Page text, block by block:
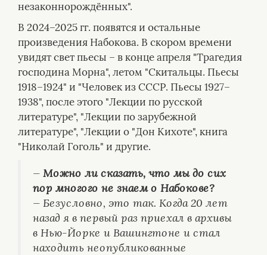
незаконнорождённых".
В 2024–2025 гг. появятся и остальные
произведения Набокова. В скором времени
увидят свет пьесы – в конце апреля "Трагедия
господина Морна", летом "Скитальцы. Пьесы
1918–1924" и "Человек из СССР. Пьесы 1927–
1938", после этого "Лекции по русской
литературе", "Лекции по зарубежной
литературе", "Лекции о "Дон Кихоте", книга
"Николай Гоголь" и другие.
— Можно ли сказать, что мы до сих
пор многого не знаем о Набокове?
— Безусловно, это так. Когда 20 лет
назад я в первый раз приехал в архивы
в Нью-Йорке и Вашингтоне и стал
находить неопубликованные